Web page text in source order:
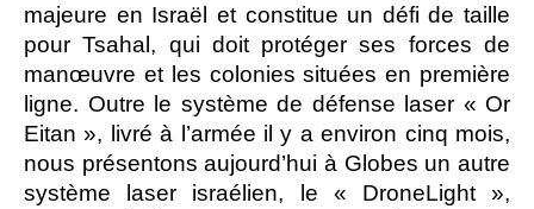
majeure en Israël et constitue un défi de taille
pour Tsahal, qui doit protéger ses forces de
manœuvre et les colonies situées en première
ligne. Outre le système de défense laser « Or
Eitan », livré à l’armée il y a environ cinq mois,
nous présentons aujourd’hui à Globes un autre
système laser israélien, le « DroneLight »,